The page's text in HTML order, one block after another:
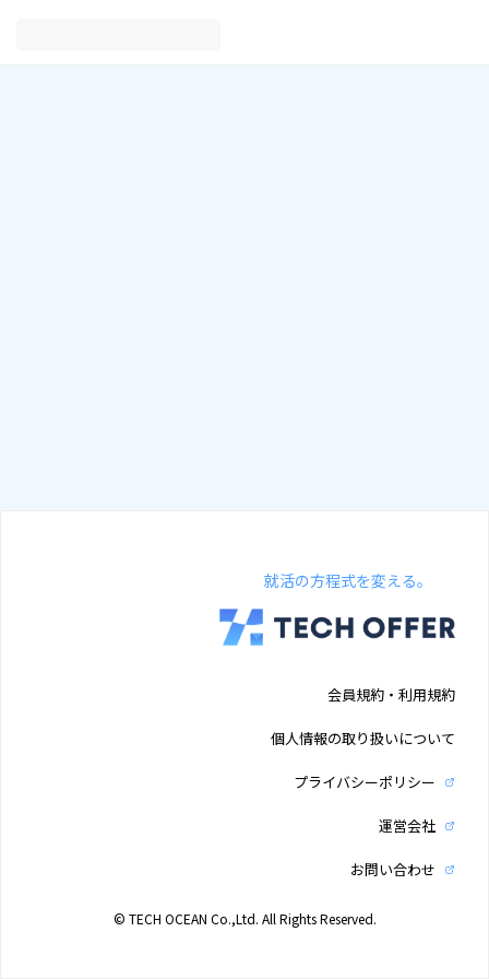
就活の方程式を変える。
会員規約・利用規約
個人情報の取り扱いについて
プライバシーポリシー
運営会社
お問い合わせ
© TECH OCEAN Co.,Ltd. All Rights Reserved.